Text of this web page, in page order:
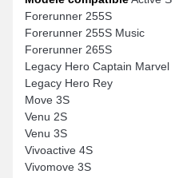
Forerunner 255S
Forerunner 255S Music
Forerunner 265S
Legacy Hero Captain Marvel
Legacy Hero Rey
Move 3S
Venu 2S
Venu 3S
Vivoactive 4S
Vivomove 3S